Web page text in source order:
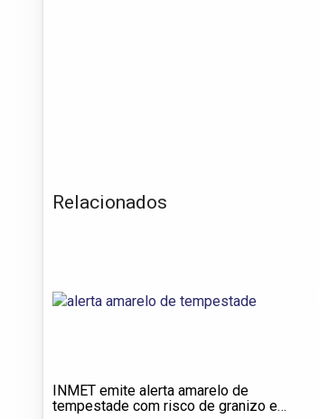
Relacionados
INMET emite alerta amarelo de
tempestade com risco de granizo em